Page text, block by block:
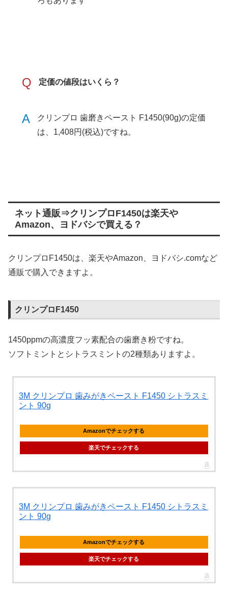
Q 定価の値段はいくら？
A
クリンプロ 歯磨きペースト F1450(90g)の定価
は、1,408円(税込)ですね。
ネット通販⇒クリンプロF1450は楽天や
Amazon、ヨドバシで買える？
クリンプロF1450は、楽天やAmazon、ヨドバシ.comなど
通販で購入できますよ。
クリンプロF1450
1450ppmの高濃度フッ素配合の歯磨き粉ですね。
ソフトミントとシトラスミントの2種類ありますよ。
3M クリンプロ 歯みがきペースト F1450 シトラスミ
ント 90g
Amazonでチェックする
楽天でチェックする
3M クリンプロ 歯みがきペースト F1450 シトラスミ
ント 90g
Amazonでチェックする
楽天でチェックする